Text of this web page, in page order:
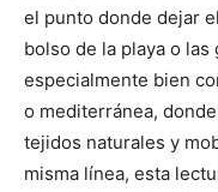
el punto donde dejar
bolso de la playa o las
especialmente bien
o mediterránea,
tejidos naturales y
misma línea, esta